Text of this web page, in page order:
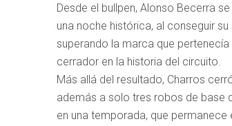
Desde el bullpen, Alonso Becerra
una noche histórica, al conseguir
superando la marca que
cerrador en la historia del circuito.
Más allá del resultado, Charros
además a solo tres robos de base
en una temporada, que permanece